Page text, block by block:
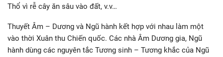
Thổ vì rễ cây ăn sâu vào đất, v.v…
Thuyết Âm – Dương và Ngũ hành kết hợp với nhau làm một
vào thời Xuân thu Chiến quốc. Các nhà Âm Dương gia, Ngũ
hành dùng các nguyên tắc Tương sinh – Tương khắc của Ngũ